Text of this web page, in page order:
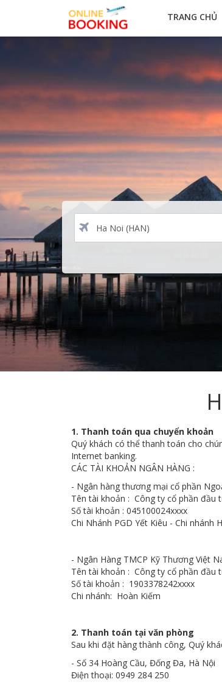
TRANG CHỦ
1. Thanh toán qua chuyển khoản
Quý khách có thể thanh toán cho
Internet banking.
CÁC TÀI KHOẢN NGÂN HÀNG :
- Ngân hàng thương mại cổ phần
Tên tài khoản : Công ty cổ phần đầu
Số tài khoản : 045100024xxxx
Chi Nhánh PGD Yết Kiêu - Chi nhánh
- Ngân Hàng TMCP Kỹ Thương Việt
Tên tài khoản : Công ty cổ phần đầu
Số tài khoản : 1903378242xxxx
Chi nhánh: Hoàn Kiếm
2. Thanh toán tại văn phòng
Sau khi đặt hàng thành công, Quý
- Số 34 Hoàng Cầu, Đống Đa, Hà Nội
Điện thoại: 0949 284 250